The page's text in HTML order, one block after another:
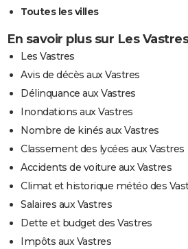
Toutes les villes
En savoir plus sur Les Vastres
Les Vastres
Avis de décès aux Vastres
Délinquance aux Vastres
Inondations aux Vastres
Nombre de kinés aux Vastres
Classement des lycées aux Vastres
Accidents de voiture aux Vastres
Climat et historique météo des
Salaires aux Vastres
Dette et budget des Vastres
Impôts aux Vastres